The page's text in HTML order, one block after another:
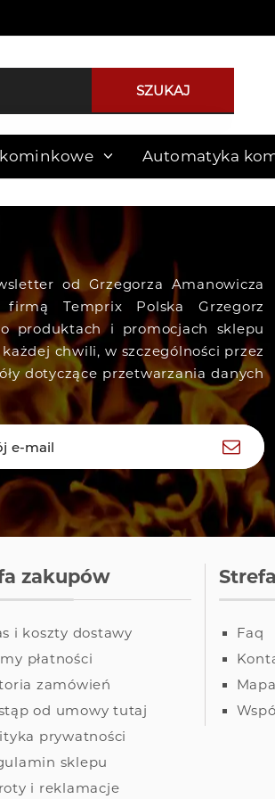
SZUKAJ
Automatyka
od Grzegorza Amanowicza
firmą Temprix Polska Grzegorz
produktach i promocjach sklepu
chwili, w szczególności przez
dotyczące przetwarzania danych
Zapisz się
zakupów
i koszty dostawy
płatności
zamówień
od umowy tutaj
prywatności
sklepu
i reklamacje
Faq